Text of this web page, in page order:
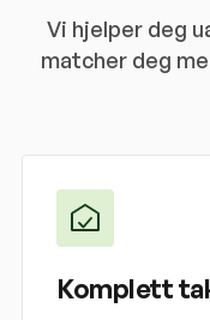
Vi hjelper deg
matcher deg
Komplett